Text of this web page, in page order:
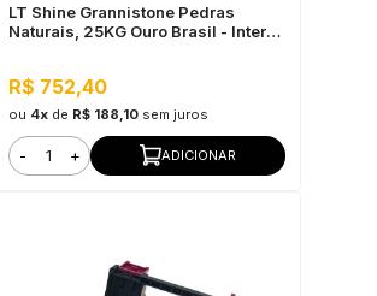
LT Shine Grannistone Pedras
Naturais, 25KG Ouro Brasil - Interno
R$ 752,40
ou 4xde R$ 188,10 sem juros
- + ADICIONAR